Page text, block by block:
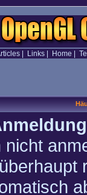
| Links| Home